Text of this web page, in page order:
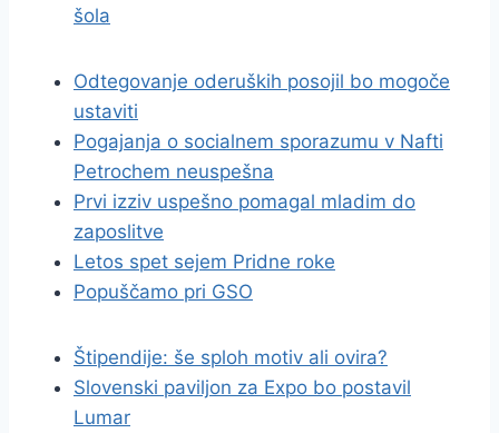
šola
Odtegovanje oderuških posojil bo mogoče
ustaviti
Pogajanja o socialnem sporazumu v Nafti
Petrochem neuspešna
Prvi izziv uspešno pomagal mladim do
zaposlitve
Letos spet sejem Pridne roke
Popuščamo pri GSO
Štipendije: še sploh motiv ali ovira?
Slovenski paviljon za Expo bo postavil
Lumar